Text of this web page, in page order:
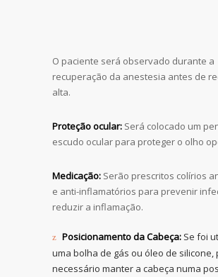
O paciente será observado durante a
recuperação da anestesia antes de
alta.
Proteção ocular: Será colocado um
escudo ocular para proteger o olho
Medicação: Serão prescritos colírios
e anti-inflamatórios para prevenir
reduzir a inflamação.
Posicionamento da Cabeça: Se foi
uma bolha de gás ou óleo de silicone,
necessário manter a cabeça numa